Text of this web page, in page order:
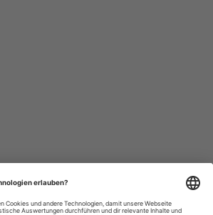
Datenschutzhinweise